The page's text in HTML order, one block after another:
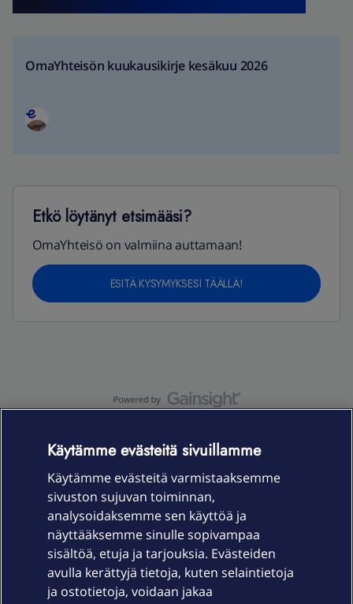
OmaYhteisön kuukausikirje kesäkuu 2026
Etkö löytänyt etsimääsi?
OmaYhteisö on valmiina auttamaan!
ESITÄ KYSYMYKSESI TÄÄLLÄ!
Laitteet & liittymät
Palvelut
Käytämme evästeitä sivuillamme
Käytämme evästeitä varmistaaksemme
sivuston sujuvan toiminnan,
analysoidaksemme sen käyttöä ja
näyttääksemme sinulle sopivampaa
sisältöä, etuja ja tarjouksia. Evästeiden
avulla kerättyjä tietoja, kuten selaintietoja
ja ostotietoja, voidaan jakaa